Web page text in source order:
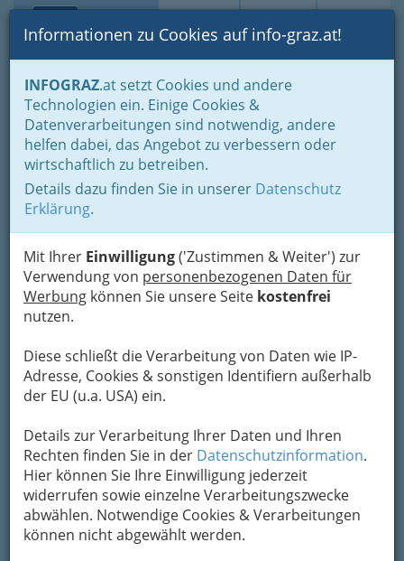
Suche Login Toggle
Informationen zu Cookies auf info-graz.at!
INFOGRAZ.at setzt Cookies und andere
Technologien ein. Einige Cookies &
Datenverarbeitungen sind notwendig, andere
helfen dabei, das Angebot zu verbessern oder
wirtschaftlich zu betreiben.
Details dazu finden Sie in unserer Datenschutz
Erklärung.
Mit Ihrer Einwilligung('Zustimmen & Weiter') zur
Verwendung von personenbezogenen Daten für
Werbung können Sie unsere Seite kostenfrei
nutzen.
Diese schließt die Verarbeitung von Daten wie IP-
Adresse, Cookies & sonstigen Identifiern außerhalb
der EU (u.a. USA) ein.
Details zur Verarbeitung Ihrer Daten und Ihren
Rechten finden Sie in der Datenschutzinformation.
Hier können Sie Ihre Einwilligung jederzeit
widerrufen sowie einzelne Verarbeitungszwecke
abwählen. Notwendige Cookies & Verarbeitungen
können nicht abgewählt werden.
Home Branchen
Gewerbe, Handwerk, Banken
Information und Consulting
Buch- & Medienwirtschaft - Bücher, Zeitungen, Verlage
Schulbuchhandel
Sadovnik KEG
Brockmanngasse 6, 8010 Graz
+43 316 835 772
+43 316 835 773
Karte
Karte anzeigen
Kontaktaufnahme
Um die Info-Graz Firmen vor Spam-Mails zu
bewahren, verwenden wir an dieser Stelle zur
Übermittlung Ihrer Nachricht ein sicheres
Formular. Ihre Nachricht wird nach dem
Absenden umgehend per Mail an das
Unternehmen Sadovnik KEG weitergeleitet.